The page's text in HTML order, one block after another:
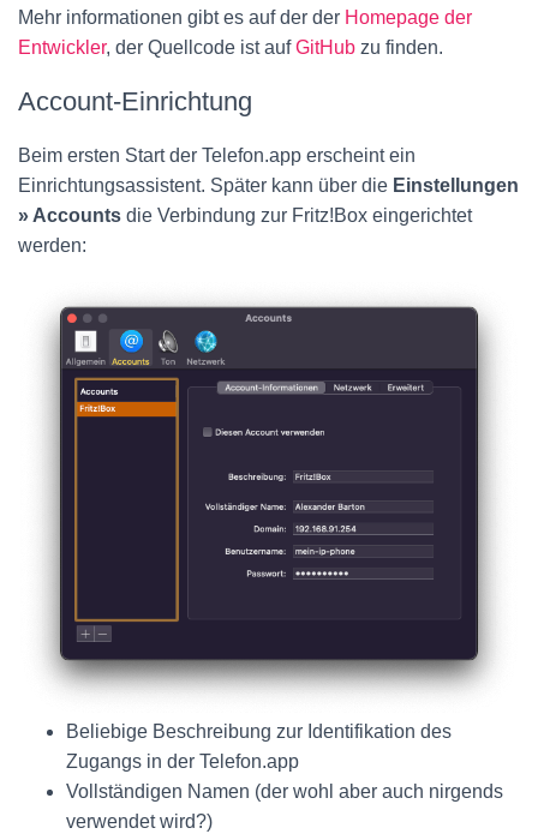
Mehr informationen gibt es auf der der Homepage der
Entwickler, der Quellcode ist aufGitHub zu finden.
Account-Einrichtung
Beim ersten Start der Telefon.app erscheint ein
Einrichtungsassistent. Später kann über die Einstellungen
» Accounts die Verbindung zur Fritz!Box eingerichtet
werden:
Beliebige Beschreibung zur Identifikation des
Zugangs in der Telefon.app
Vollständigen Namen (der wohl aber auch nirgends
verwendet wird?)